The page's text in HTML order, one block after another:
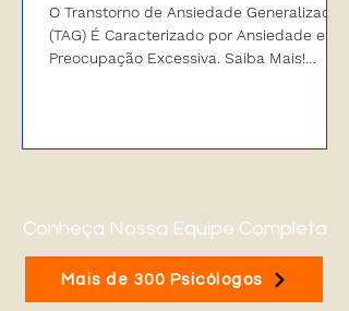
Implicações
O Transtorno de Ansiedade Generalizada
(TAG) É Caracterizado por Ansiedade e
Preocupação Excessiva. Saiba Mais!
Mais de 300 Psicólogos
Conheça Nossa Equipe Completa